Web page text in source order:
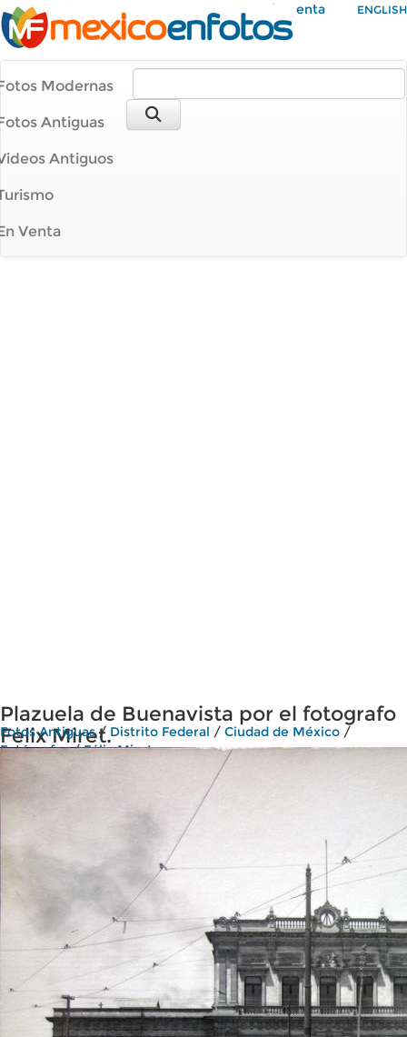
Mi Cuenta ENGLISH
Modernas
Antiguas
Antiguos
Venta
Plazuela de Buenavista por el fotografo
Felix Miret.
Fotos Antiguas/ Distrito Federal / Ciudad de México /
Fotógrafos/Félix Miret